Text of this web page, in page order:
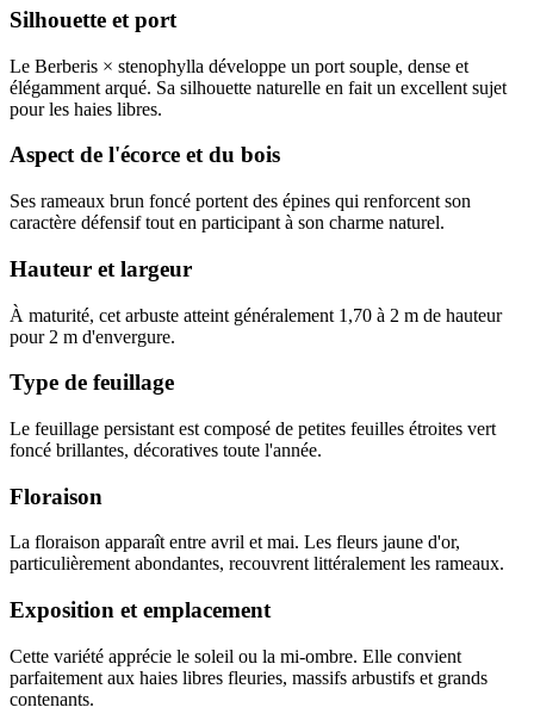
Silhouette et port
Le Berberis × stenophylla développe un port souple, dense et
élégamment arqué. Sa silhouette naturelle en fait un excellent sujet
pour les haies libres.
Aspect de l'écorce et du bois
Ses rameaux brun foncé portent des épines qui renforcent son
caractère défensif tout en participant à son charme naturel.
Hauteur et largeur
À maturité, cet arbuste atteint généralement 1,70 à 2 m de hauteur
pour 2 m d'envergure.
Type de feuillage
Le feuillage persistant est composé de petites feuilles étroites vert
foncé brillantes, décoratives toute l'année.
Floraison
La floraison apparaît entre avril et mai. Les fleurs jaune d'or,
particulièrement abondantes, recouvrent littéralement les rameaux.
Exposition et emplacement
Cette variété apprécie le soleil ou la mi-ombre. Elle convient
parfaitement aux haies libres fleuries, massifs arbustifs et grands
contenants.